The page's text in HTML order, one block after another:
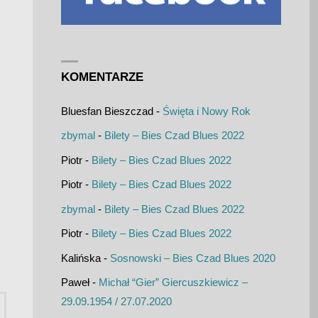
KOMENTARZE
Bluesfan Bieszczad- Święta i Nowy Rok
zbymal- Bilety – Bies Czad Blues 2022
Piotr- Bilety – Bies Czad Blues 2022
Piotr- Bilety – Bies Czad Blues 2022
zbymal- Bilety – Bies Czad Blues 2022
Piotr- Bilety – Bies Czad Blues 2022
Kalińska- Sosnowski – Bies Czad Blues 2020
Paweł- Michał “Gier” Giercuszkiewicz –
29.09.1954 / 27.07.2020